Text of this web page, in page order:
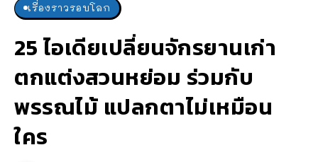
เรื่องราวรอบโลก
25 ไอเดียเปลี่ยนจักรยานเก่า
ตกแต่งสวนหย่อม ร่วมกับ
พรรณไม้ แปลกตาไม่เหมือน
ใคร